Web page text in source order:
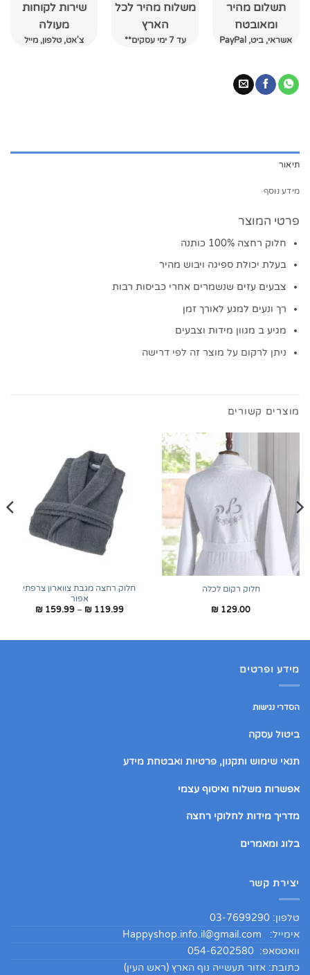
תשלום מהיר
ומאובטח
אשראי, ביט, PayPal
משלוח מהיר לכל
הארץ
עד 7 ימי עסקים**
שירות לקוחות
מעולה
צ'אט, טלפון, מייל
תיאור
מידע נוסף
פרטי המוצר
חלוק רחצה 100% כותנה
בעלת יכולת ספיגה ויבוש מהיר
צבעים עזים שנשמרים אחרי כביסות רבות
רך ונעים למגע לאורך זמן
מגיע ב מגוון מידות וצבעים
ניתן לרקום על מוצר זה לפי דרישה
מוצרים קשורים
חלוק רקום לכלה
₪ 129.00
חלוק רחצה מגבת צווארון צרפתי
אפור
₪119.99
–
₪159.99
⁦₪ 159.99⁩
מידע ופרטים
הסדרי נגישות
ביטול עסקה
תנאי שימוש ותקנון, פרטיות ואבטחת מידע
אפשרות משלוח ואיסוף עצמי
מדריך מידות לחלוקי רחצה
בלוג ומאמרים
יצירת קשר
טלפון: 03-7699290
אימייל: Happyshop.info.il@gmail.com
וואטסאפ: 054-6202580
כתובת: אזור תעשייה נוף הארץ (ראש העין)